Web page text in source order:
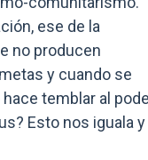
ese de la
no producen
y cuando se
temblar al
Esto nos iguala y